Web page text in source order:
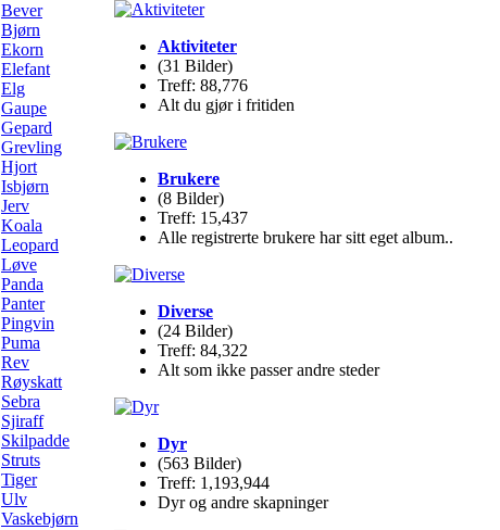
Bever
Bjørn
Ekorn
Elefant
Elg
Gaupe
Gepard
Grevling
Hjort
Isbjørn
Jerv
Koala
Leopard
Løve
Panda
Panter
Pingvin
Puma
Rev
Røyskatt
Sebra
Sjiraff
Skilpadde
Struts
Tiger
Ulv
Vaskebjørn
Aktiviteter
(31 Bilder)
Treff: 88,776
Alt du gjør i fritiden
Brukere
(8 Bilder)
Treff: 15,437
Alle registrerte brukere har sitt eget album..
Diverse
(24 Bilder)
Treff: 84,322
Alt som ikke passer andre steder
Dyr
(563 Bilder)
Treff: 1,193,944
Dyr og andre skapninger